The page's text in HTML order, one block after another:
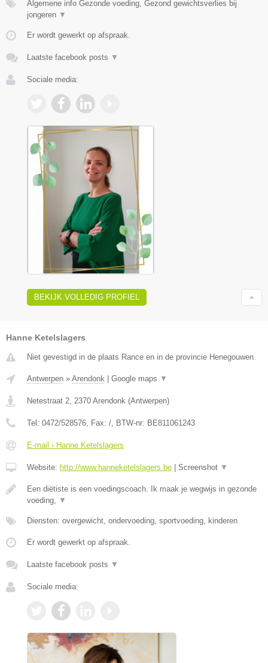
Algemene info Gezonde voeding, Gezond gewichtsverlies bij
jongeren ▼
Er wordt gewerkt op afspraak.
Laatste facebook posts ▼
Sociale media:
BEKIJK VOLLEDIG PROFIEL
Hanne Ketelslagers
Niet gevestigd in de plaats Rance en in de provincie Henegouwen.
Antwerpen » Arendonk Google maps ▼
Netestraat 2, 2370 Arendonk (Antwerpen)
Tel: 0472/528576, Fax: /, BTW-nr: BE811061243
E-mail › Hanne Ketelslagers
Website: http://www.hanneketelslagers.be Screenshot ▼
Een diëtiste is een voedingscoach. Ik maak je wegwijs in gezonde
voeding, ▼
Diensten: overgewicht, ondervoeding, sportvoeding, kinderen
Er wordt gewerkt op afspraak.
Laatste facebook posts ▼
Sociale media: